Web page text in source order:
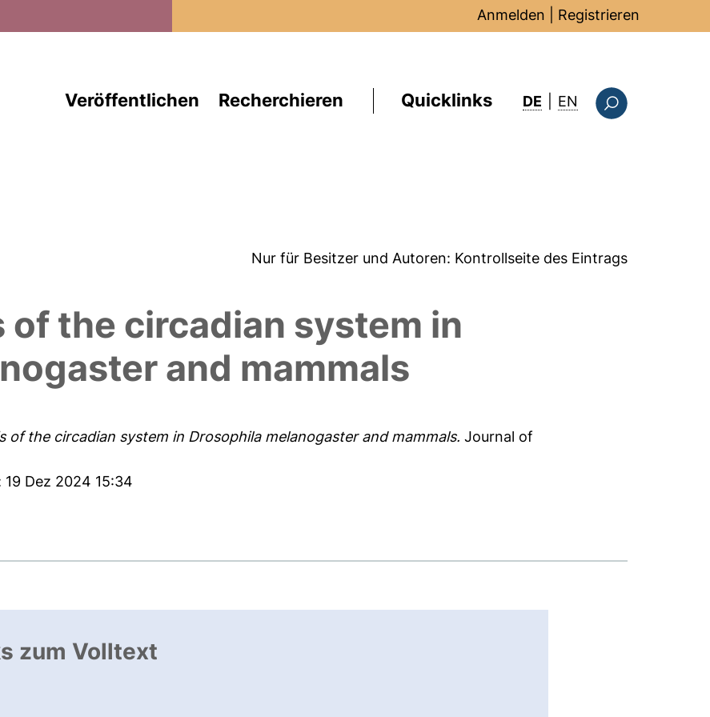
Anmelden Registrieren
Veröffentlichen Recherchieren Quicklinks DE EN : this page in
Nur für Besitzer und Autoren: Kontrollseite des Eintrags
of the circadian system in
and mammals
of the circadian system in Drosophila melanogaster and mammals. Journal of
Dez 2024 15:34
zum Volltext